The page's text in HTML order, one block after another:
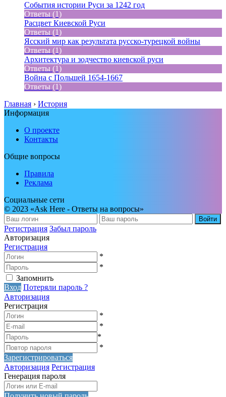
События истории Руси за 1242 год
Ответы (1)
Расцвет Киевской Руси
Ответы (1)
Ясский мир как результата русско-турецкой войны
Ответы (1)
Архитектура и зодчество киевской руси
Ответы (1)
Война с Польшей 1654-1667
Ответы (1)
Главная › История
Информация
О проекте
Контакты
Общие вопросы
Правила
Реклама
Социальные сети
© 2023 «Ask Here - Ответы на вопросы»
Войти
Регистрация Забыл пароль
Авторизация
Регистрация
*
*
Запомнить
Вход Потеряли пароль ?
Авторизация
Регистрация
*
*
*
*
Зарегистрироваться
Авторизация Регистрация
Генерация пароля